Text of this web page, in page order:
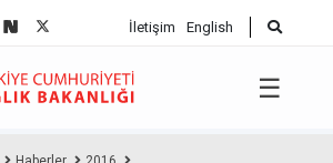
İletişim English
☰